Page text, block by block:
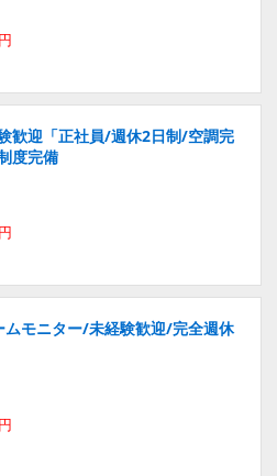
歓迎「正社員/週休2日制/空調完
度完備
ムモニター/未経験歓迎/完全週休